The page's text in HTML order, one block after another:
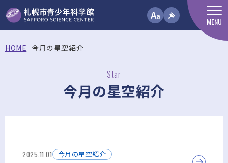
MENU
HOME 今月の星空紹介
Star
今月の星空紹介
2025.11.01 今月の星空紹介